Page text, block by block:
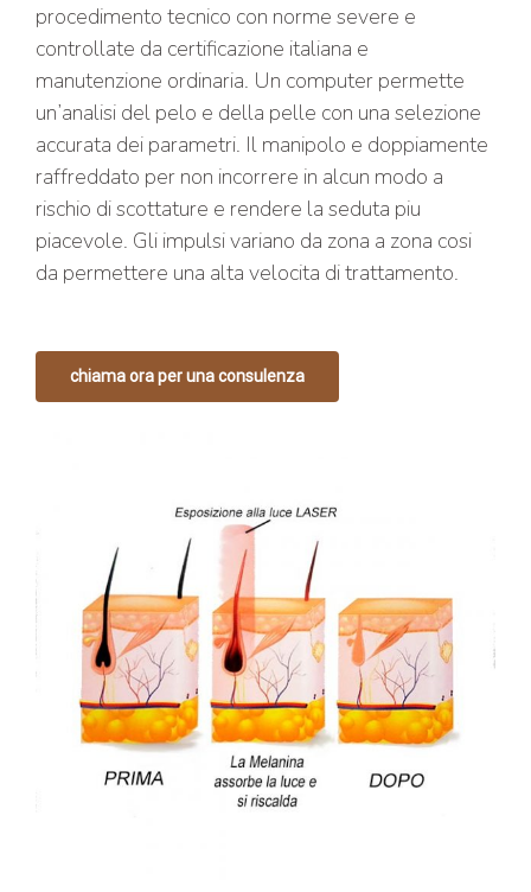
procedimento tecnico con norme severe e
controllate da certificazione italiana e
manutenzione ordinaria. Un computer permette
un’analisi del pelo e della pelle con una selezione
accurata dei parametri. Il manipolo e doppiamente
raffreddato per non incorrere in alcun modo a
rischio di scottature e rendere la seduta piu
piacevole. Gli impulsi variano da zona a zona cosi
da permettere una alta velocita di trattamento.
chiama ora per una consulenza